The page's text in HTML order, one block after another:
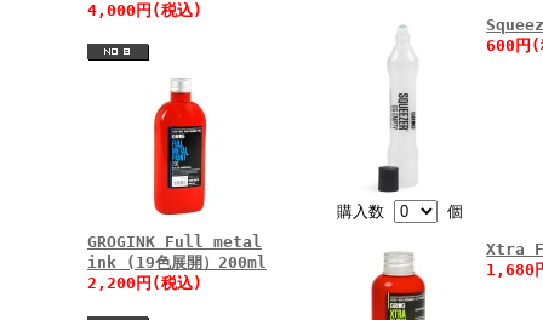
4,000円(税込)
GROGINK Full metal
ink (19色展開）200ml
2,200円(税込)
購入数 個
600円
Xtra
1,680